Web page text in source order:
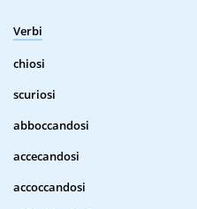
Verbi
chiosi
scuriosi
abboccandosi
accecandosi
accoccandosi